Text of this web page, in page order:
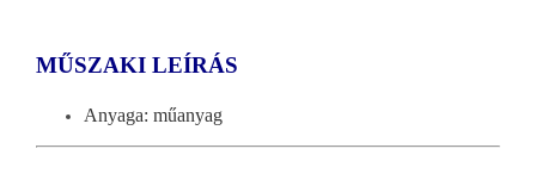
MŰSZAKI LEÍRÁS
Anyaga: műanyag